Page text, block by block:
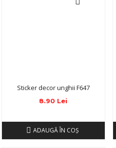
Sticker decor unghii F647
8.90 Lei
ADAUGĂ ÎN COŞ